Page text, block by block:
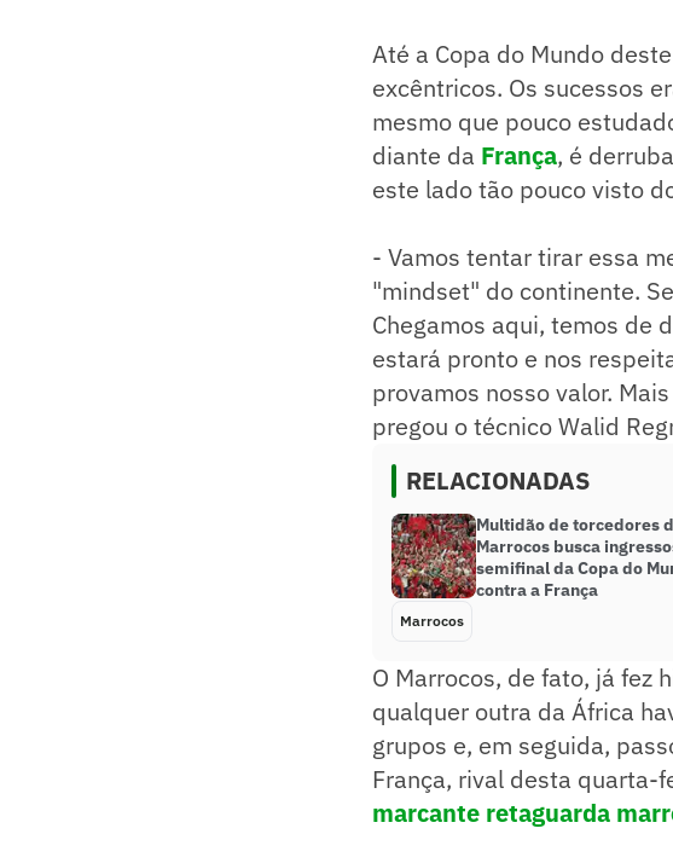
Até a Copa do Mundo
excêntricos. Os sucessos
mesmo que pouco
diante da França, é
este lado tão pouco visto
- Vamos tentar tirar essa
"mindset" do continente.
Chegamos aqui, temos de
estará pronto e nos
provamos nosso valor.
pregou o técnico Walid
RELACIONADAS
Multidão de torcedores
Marrocos busca
semifinal da Copa do
contra a França
Marrocos
O Marrocos, de fato, já fez
qualquer outra da África
grupos e, em seguida,
França, rival desta quarta-
marcante retaguarda